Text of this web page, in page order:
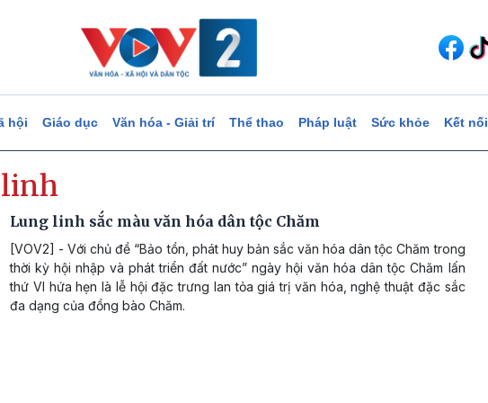
hội Giáo dục Văn hóa - Giải trí Thể thao Pháp luật Sức khỏe Kết nối
Lung linh sắc màu văn hóa dân tộc Chăm
[VOV2] - Với chủ đề “Bảo tồn, phát huy bản sắc văn hóa dân tộc Chăm trong
thời kỳ hội nhập và phát triển đất nước” ngày hội văn hóa dân tộc Chăm lấn
thứ VI hứa hẹn là lễ hội đặc trưng lan tỏa giá trị văn hóa, nghệ thuật đặc sắc
đa dạng của đồng bào Chăm.